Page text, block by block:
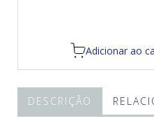
Adicionar ao
DESCRIÇÃO